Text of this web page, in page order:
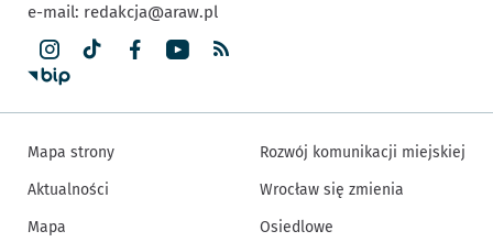
e-mail: redakcja@araw.pl
Mapa strony
Aktualności
Mapa
Rozwój komunikacji miejskiej
Wrocław się zmienia
Osiedlowe